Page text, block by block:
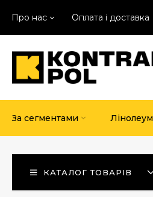
Про нас Оплата і доставка
За сегментами Лінолеум
КАТАЛОГ ТОВАРІВ